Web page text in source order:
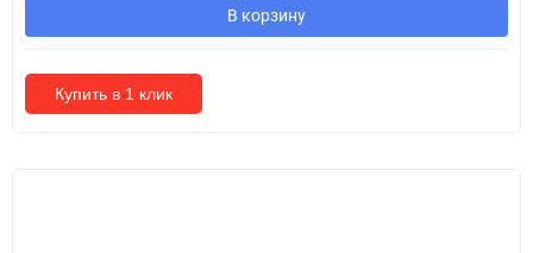
В корзину
Купить в 1 клик